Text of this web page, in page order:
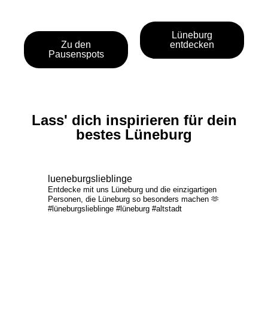
Zu den
Pausenspots
Lüneburg
entdecken
Lass' dich inspirieren für dein
bestes Lüneburg
lueneburgslieblinge
Entdecke mit uns Lüneburg und die einzigartigen
Personen, die Lüneburg so besonders machen 🫶
#lüneburgslieblinge #lüneburg #altstadt